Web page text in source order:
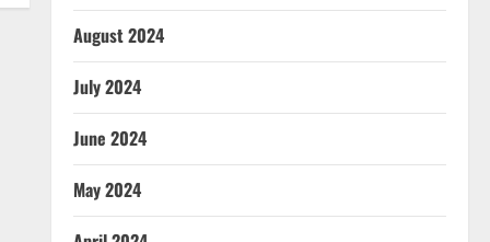
August 2024
July 2024
June 2024
May 2024